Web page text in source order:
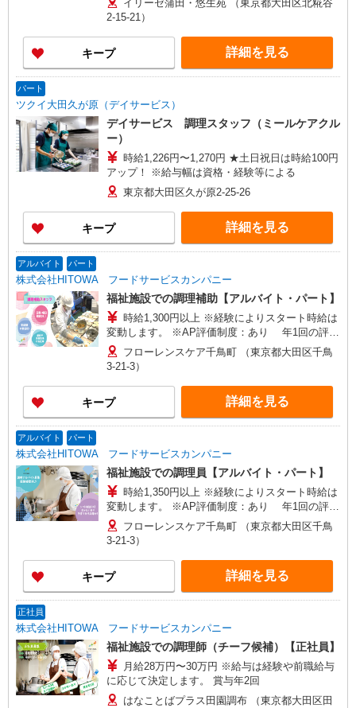
イリーゼ蒲田・悠生苑 （東京都大田区北糀谷
2-15-21）
キープ 詳細を見る
パート
ツクイ大田久が原（デイサービス）
デイサービス 調理スタッフ（ミールケアクル
ー）
時給1,226円〜1,270円 ★土日祝日は時給100円
アップ！ ※給与幅は資格・経験等による
東京都大田区久が原2-25-26
キープ 詳細を見る
アルバイト パート
株式会社HITOWA フードサービスカンパニー
福祉施設での調理補助【アルバイト・パート】
時給1,300円以上 ※経験によりスタート時給は
変動します。 ※AP評価制度：あり 年1回の評価
により時給を見直します。 ※アルバイト賞与（寸
志）：あり 年2回。勤続年数により金額UP。
フローレンスケア千鳥町 （東京都大田区千鳥
3-21-3）
キープ 詳細を見る
アルバイト パート
株式会社HITOWA フードサービスカンパニー
福祉施設での調理員【アルバイト・パート】
時給1,350円以上 ※経験によりスタート時給は
変動します。 ※AP評価制度：あり 年1回の評価
により時給を見直します。 ※アルバイト賞与（寸
志）：あり 年2回。勤続年数により金額UP。
フローレンスケア千鳥町 （東京都大田区千鳥
3-21-3）
キープ 詳細を見る
正社員
株式会社HITOWA フードサービスカンパニー
福祉施設での調理師（チーフ候補）【正社員】
月給28万円〜30万円 ※給与は経験や前職給与
に応じて決定します。 賞与年2回
はなことばプラス田園調布 （東京都大田区田